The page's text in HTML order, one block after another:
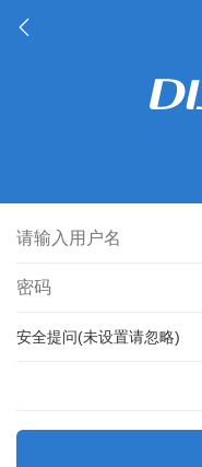
安全提问(未设置请忽略)